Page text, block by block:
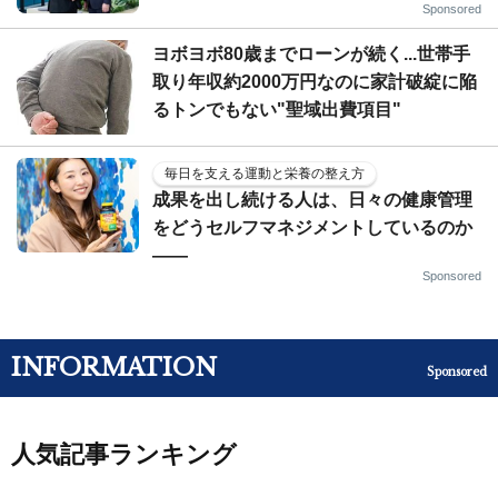
Sponsored
ヨボヨボ80歳までローンが続く...世帯手
取り年収約2000万円なのに家計破綻に陥
るトンでもない"聖域出費項目"
毎日を支える運動と栄養の整え方
成果を出し続ける人は、日々の健康管理
をどうセルフマネジメントしているのか
——
Sponsored
INFORMATION Sponsored
人気記事ランキング